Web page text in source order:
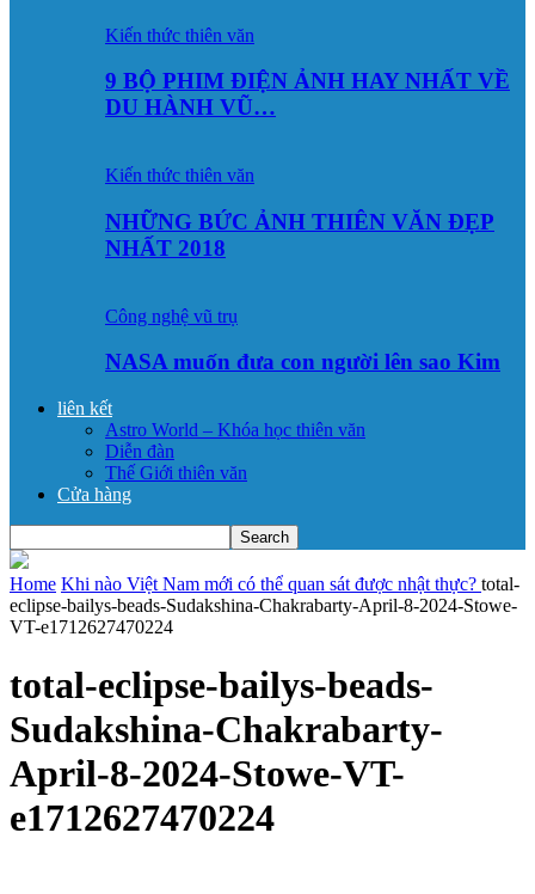
Kiến thức thiên văn
9 BỘ PHIM ĐIỆN ẢNH HAY NHẤT VỀ
DU HÀNH VŨ…
Kiến thức thiên văn
NHỮNG BỨC ẢNH THIÊN VĂN ĐẸP
NHẤT 2018
Công nghệ vũ trụ
NASA muốn đưa con người lên sao Kim
liên kết
Astro World – Khóa học thiên văn
Diễn đàn
Thế Giới thiên văn
Cửa hàng
Home Khi nào Việt Nam mới có thể quan sát được nhật thực? total-
eclipse-bailys-beads-Sudakshina-Chakrabarty-April-8-2024-Stowe-
VT-e1712627470224
total-eclipse-bailys-beads-
Sudakshina-Chakrabarty-
April-8-2024-Stowe-VT-
e1712627470224